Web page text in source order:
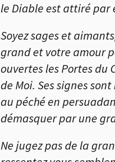
le Diable est attiré par
Soyez sages et
grand et votre amour
ouvertes les Portes du
de Moi. Ses signes
au péché en
démasquer par une
Ne jugez pas de la